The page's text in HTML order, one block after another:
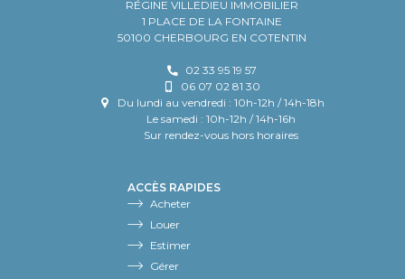
RÉGINE VILLEDIEU IMMOBILIER
1 PLACE DE LA FONTAINE
50100 CHERBOURG EN COTENTIN
02 33 95 19 57
06 07 02 81 30
Du lundi au vendredi : 10h-12h / 14h-18h
Le samedi : 10h-12h / 14h-16h
Sur rendez-vous hors horaires
ACCÈS RAPIDES
Acheter
Louer
Estimer
Gérer